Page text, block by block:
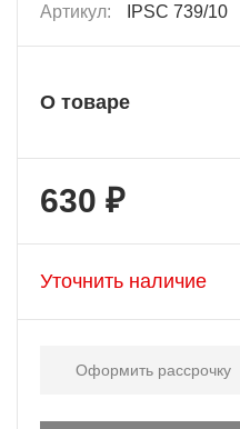
Артикул: IPSC 739/10
О товаре
630 ₽
Уточнить наличие
Оформить рассрочку